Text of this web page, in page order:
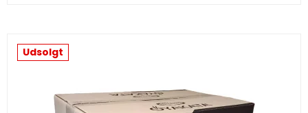
Udsolgt